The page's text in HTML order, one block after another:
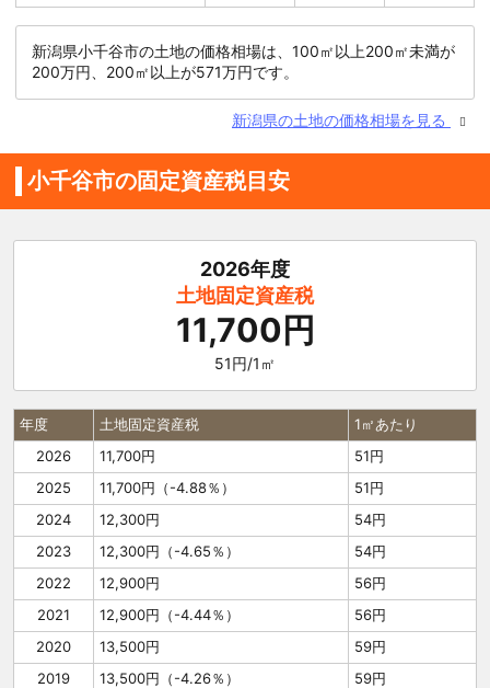
新潟県小千谷市の土地の価格相場は、100㎡以上200㎡未満が
200万円、200㎡以上が571万円です。
新潟県の土地の価格相場を見る
小千谷市の固定資産税目安
2026年度
土地固定資産税
11,700円
51円/1㎡
年度 土地固定資産税
1㎡あたり
2026
11,700円
51円
2025
11,700円（-4.88％）
51円
2024
12,300円
54円
2023
12,300円（-4.65％）
54円
2022
12,900円
56円
2021
12,900円（-4.44％）
56円
2020
13,500円
59円
2019
13,500円（-4.26％）
59円